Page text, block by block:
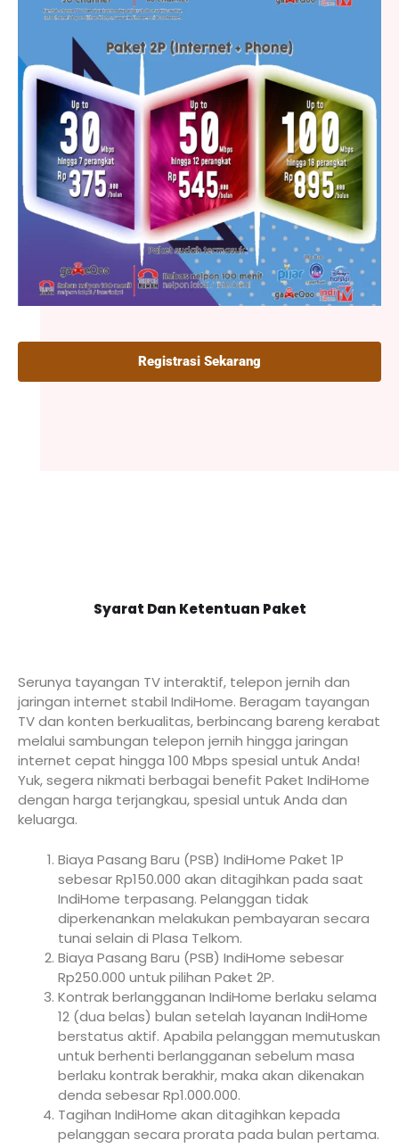
Registrasi Sekarang
Syarat Dan Ketentuan Paket
Serunya tayangan TV interaktif, telepon jernih dan
jaringan internet stabil IndiHome. Beragam tayangan
TV dan konten berkualitas, berbincang bareng kerabat
melalui sambungan telepon jernih hingga jaringan
internet cepat hingga 100 Mbps spesial untuk Anda!
Yuk, segera nikmati berbagai benefit Paket IndiHome
dengan harga terjangkau, spesial untuk Anda dan
keluarga.
Biaya Pasang Baru (PSB) IndiHome Paket 1P
sebesar Rp150.000 akan ditagihkan pada saat
IndiHome terpasang. Pelanggan tidak
diperkenankan melakukan pembayaran secara
tunai selain di Plasa Telkom.
Biaya Pasang Baru (PSB) IndiHome sebesar
Rp250.000 untuk pilihan Paket 2P.
Kontrak berlangganan IndiHome berlaku selama
12 (dua belas) bulan setelah layanan IndiHome
berstatus aktif. Apabila pelanggan memutuskan
untuk berhenti berlangganan sebelum masa
berlaku kontrak berakhir, maka akan dikenakan
denda sebesar Rp1.000.000.
Tagihan IndiHome akan ditagihkan kepada
pelanggan secara prorata pada bulan pertama.